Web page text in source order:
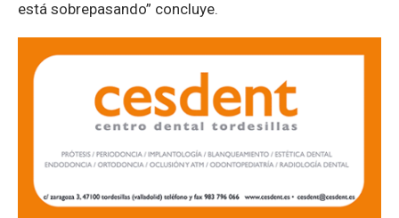
está sobrepasando” concluye.